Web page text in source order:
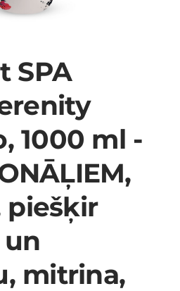
SPA
1000 ml -
piešķir
mitrina,